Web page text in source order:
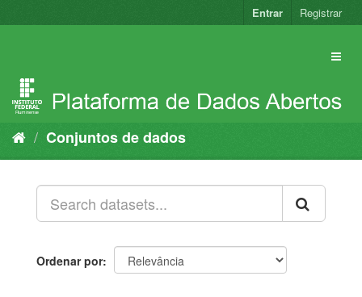
para
Entrar Registrar
Conjuntos de dados
Ordenar por